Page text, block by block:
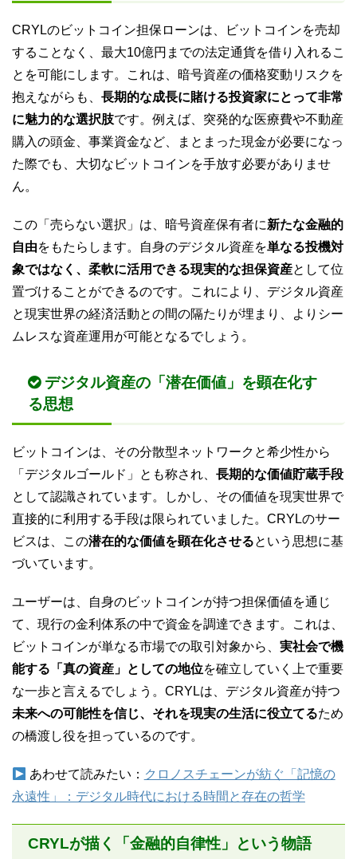
CRYLのビットコイン担保ローンは、ビットコインを売却
することなく、最大10億円までの法定通貨を借り入れるこ
とを可能にします。これは、暗号資産の価格変動リスクを
抱えながらも、 長期的な成長に賭ける投資家にとって非常
に魅力的な選択肢です。例えば、突発的な医療費や不動産
購入の頭金、事業資金など、まとまった現金が必要になっ
た際でも、大切なビットコインを手放す必要がありませ
ん。
この「売らない選択」は、暗号資産保有者に新たな金融的
自由をもたらします。自身のデジタル資産を単なる投機対
象ではなく、柔軟に活用できる現実的な担保資産として位
置づけることができるのです。これにより、デジタル資産
と現実世界の経済活動との間の隔たりが埋まり、よりシー
ムレスな資産運用が可能となるでしょう。
デジタル資産の「潜在価値」を顕在化す
る思想
ビットコインは、その分散型ネットワークと希少性から
「デジタルゴールド」とも称され、 長期的な価値貯蔵手段
として認識されています。しかし、その価値を現実世界で
直接的に利用する手段は限られていました。CRYLのサー
ビスは、この潜在的な価値を顕在化させるという思想に基
づいています。
ユーザーは、自身のビットコインが持つ担保価値を通じ
て、現行の金利体系の中で資金を調達できます。これは、
ビットコインが単なる市場での取引対象から、 実社会で機
能する「真の資産」としての地位を確立していく上で重要
な一歩と言えるでしょう。CRYLは、デジタル資産が持つ
未来への可能性を信じ、それを現実の生活に役立てるため
の橋渡し役を担っているのです。
あわせて読みたい： クロノスチェーンが紡ぐ「記憶の
永遠性」：デジタル時代における時間と存在の哲学
CRYLが描く「金融的自律性」という物語